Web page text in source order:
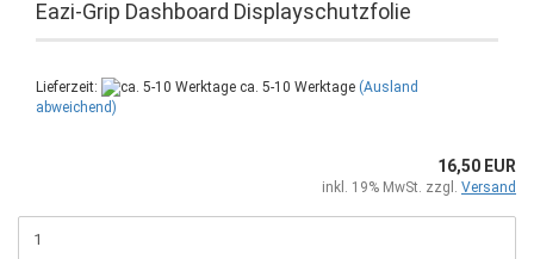
Eazi-Grip Dashboard Displayschutzfolie
Lieferzeit: ca. 5-10 Werktage (Ausland
abweichend)
16,50 EUR
inkl. 19% MwSt. zzgl. Versand